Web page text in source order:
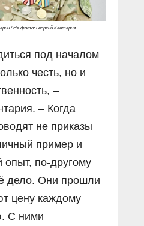
/ На фото: Георгий Кантария
под началом
честь, но и
–
– Когда
не приказы
пример и
по-другому
дело. Они прошли
цену каждому
С ними